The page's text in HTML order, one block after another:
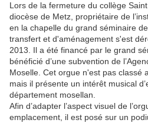
Lors de la fermeture du collège
diocèse de Metz, propriétaire de
en la chapelle du grand séminaire
transfert et d'aménagement s'est
2013. Il a été financé par le grand
bénéficié d’une subvention de
Moselle. Cet orgue n'est pas classé
mais il présente un intérêt musical
département mosellan.
Afin d’adapter l’aspect visuel de
emplacement, il est posé sur un